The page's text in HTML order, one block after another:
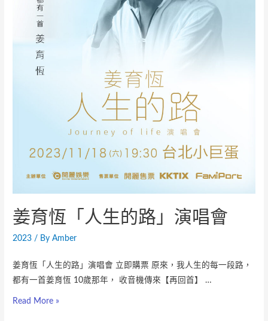
姜育恆「人生的路」演唱會
2023 / ByAmber
姜育恆「人生的路」演唱會 立即購票 原來，我人生的每一段路，
都有一首姜育恆 10歲那年， 收音機傳來【再回首】 …
Read More »